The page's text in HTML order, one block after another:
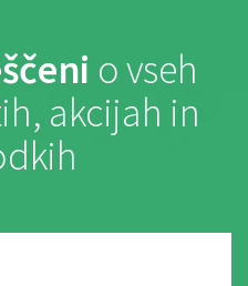
o vseh
akcijah in